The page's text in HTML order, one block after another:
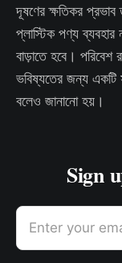
দূষণের ক্ষতিকর
প্লাস্টিক পণ্য ব্যবহার
বাড়াতে হবে। পরিবেশ
ভবিষ্যতের জন্য
বলেও জানানো হয়।
Sign
Enter your